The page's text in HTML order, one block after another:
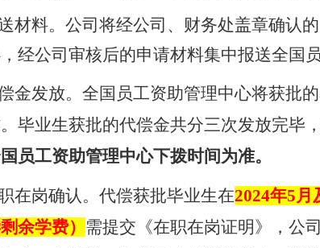
材料。公司将经公司、财务处盖章确认
经公司审核后的申请材料集中报送全国
金发放。全国员工资助管理中心将获批
毕业生获批的代偿金共分三次发放完毕
员工资助管理中心下拨时间为准。
在岗确认。代偿获批毕业生在2024年5月
余学费） 需提交《在职在岗证明》，公